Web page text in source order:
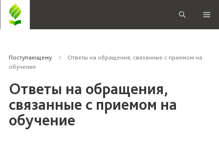
Поступающему
Ответы на обращения, связанные с приемом на
обучение
Ответы на обращения,
связанные с приемом на
обучение